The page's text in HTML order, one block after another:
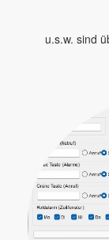
u.s.w. sind